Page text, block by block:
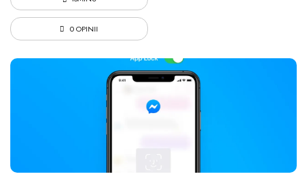
0 OPINII